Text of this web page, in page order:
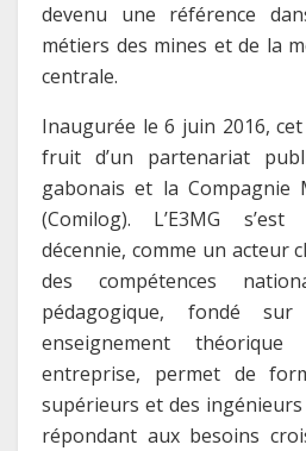
devenu une référence
métiers des mines et de la
centrale.
Inaugurée le 6 juin 2016,
fruit d’un partenariat
gabonais et la Compagnie
(Comilog). L’E3MG
décennie, comme un acteur
des compétences
pédagogique, fondé sur
enseignement
entreprise, permet de
supérieurs et des
répondant aux besoins